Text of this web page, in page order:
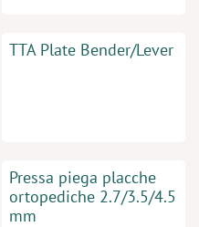
TTA Plate Bender/Lever
Pressa piega placche
ortopediche 2.7/3.5/4.5
mm